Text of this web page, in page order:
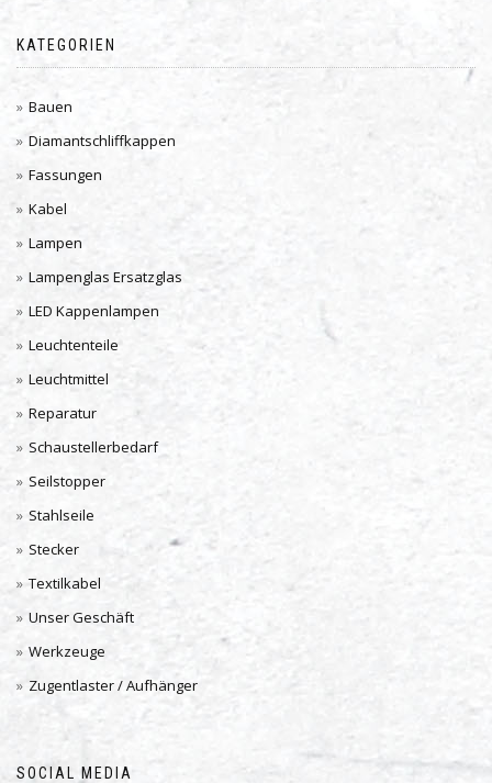
KATEGORIEN
Bauen
Diamantschliffkappen
Fassungen
Kabel
Lampen
Lampenglas Ersatzglas
LED Kappenlampen
Leuchtenteile
Leuchtmittel
Reparatur
Schaustellerbedarf
Seilstopper
Stahlseile
Stecker
Textilkabel
Unser Geschäft
Werkzeuge
Zugentlaster / Aufhänger
SOCIAL MEDIA